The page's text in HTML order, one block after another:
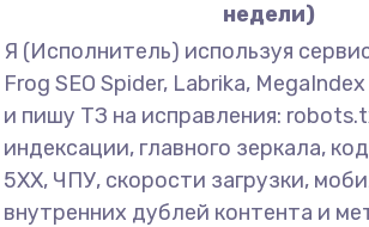
недели)
Я (Исполнитель) используя
Frog SEO Spider, Labrika,
и пишу ТЗ на исправления:
индексации, главного зеркала,
5XX, ЧПУ, скорости загрузки,
внутренних дублей контента и